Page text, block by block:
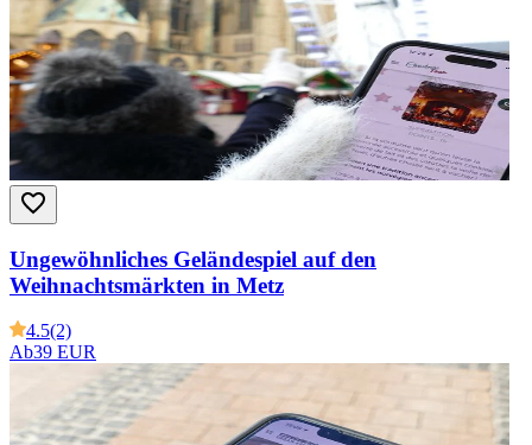
Ungewöhnliches Geländespiel auf den
Weihnachtsmärkten in Metz
4.5(2)
Ab39 EUR